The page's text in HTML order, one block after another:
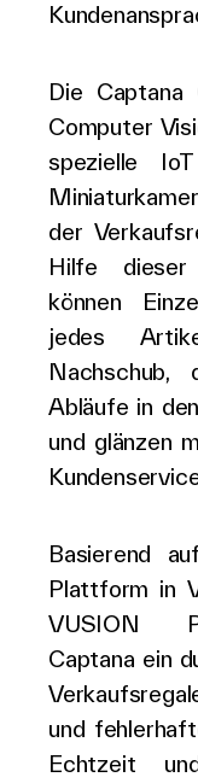
Die Captana
Computer
spezielle
der
Hilfe dieser
können
jedes
Abläufe in
und glänzen
Basierend
Plattform in
VUSION
Captana ein
und
Echtzeit